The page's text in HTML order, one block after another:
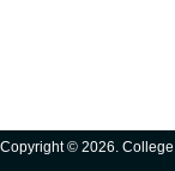
Copyright © 2026.